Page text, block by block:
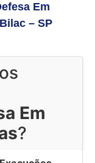
Em
Bilac – SP
Em
?